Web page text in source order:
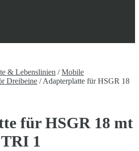
& Lebenslinien /Mobile
Dreibeine /Adapterplatte für HSGR 18
für HSGR 18 mt
1